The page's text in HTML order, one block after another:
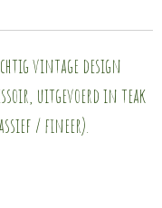
vintage design
uitgevoerd in teak
/ fineer).